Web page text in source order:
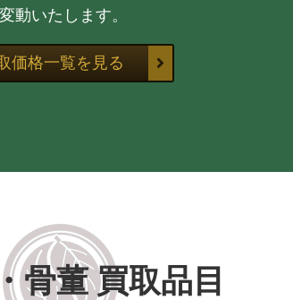
動いたします。
価格一覧を見る
骨董 買取品目